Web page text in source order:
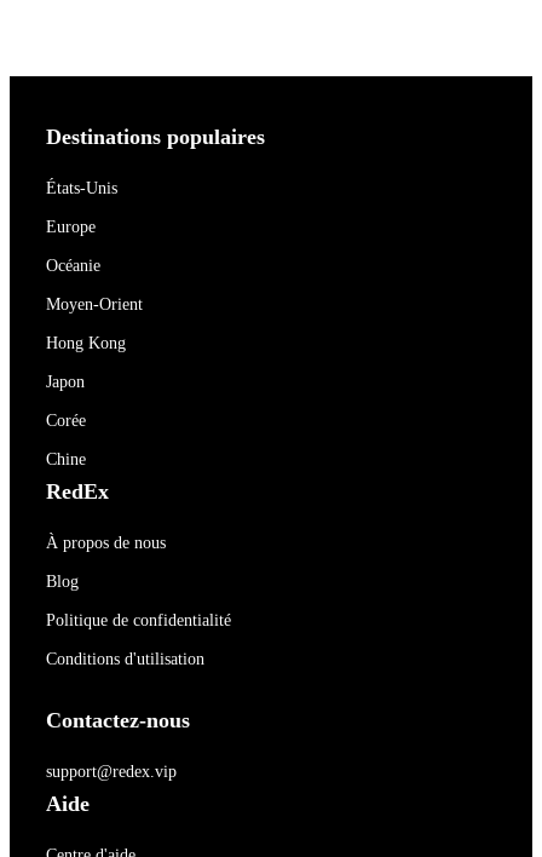
Destinations populaires
États-Unis
Europe
Océanie
Moyen-Orient
Hong Kong
Japon
Corée
Chine
RedEx
À propos de nous
Blog
Politique de confidentialité
Conditions d'utilisation
Contactez-nous
support@redex.vip
Aide